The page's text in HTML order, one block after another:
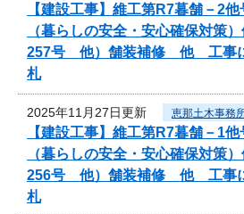
【建設工事】維工第R7暮舗－2
（暮らしの安全・安心確保対策
257号 他）舗装補修 他 工事に
札
2025年11月27日更新 恵那土木事務
【建設工事】維工第R7暮舗－1
（暮らしの安全・安心確保対策
256号 他）舗装補修 他 工事に
札